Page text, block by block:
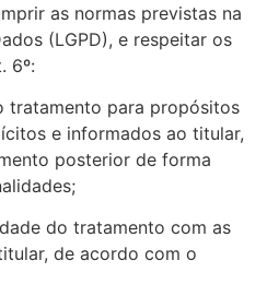
as normas previstas na
(LGPD), e respeitar os
6º:
tratamento para propósitos
e informados ao titular,
posterior de forma
do tratamento com as
de acordo com o